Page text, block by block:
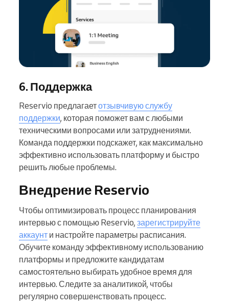
6. Поддержка
Reservio предлагаетотзывчивую службу
поддержки, которая поможет вам с любыми
техническими вопросами или затруднениями.
Команда поддержки подскажет, как максимально
эффективно использовать платформу и быстро
решить любые проблемы.
Внедрение Reservio
Чтобы оптимизировать процесс планирования
интервью с помощью Reservio, зарегистрируйте
аккаунт и настройте параметры расписания.
Обучите команду эффективному использованию
платформы и предложите кандидатам
самостоятельно выбирать удобное время для
интервью. Следите за аналитикой, чтобы
регулярно совершенствовать процесс.